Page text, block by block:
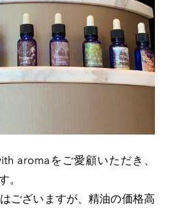
aromaをご愛顧いただき、
。
ございますが、精油の価格高